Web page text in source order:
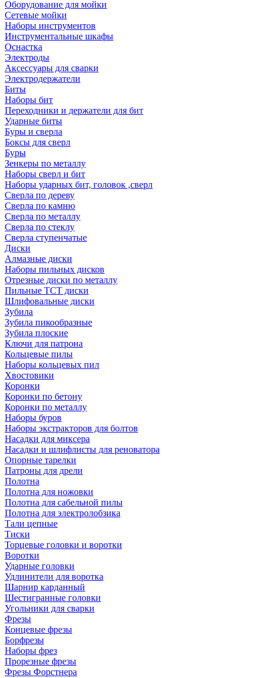
Оборудование для мойки
Сетевые мойки
Наборы инструментов
Инструментальные шкафы
Оснастка
Электроды
Аксессуары для сварки
Электродержатели
Биты
Наборы бит
Переходники и держатели для бит
Ударные биты
Буры и сверла
Боксы для сверл
Буры
Зенкеры по металлу
Наборы сверл и бит
Наборы ударных бит, головок ,сверл
Сверла по дереву
Сверла по камню
Сверла по металлу
Сверла по стеклу
Сверла ступенчатые
Диски
Алмазные диски
Наборы пильных дисков
Отрезные диски по металлу
Пильные TCT диски
Шлифовальные диски
Зубила
Зубила пикообразные
Зубила плоские
Ключи для патрона
Кольцевые пилы
Наборы кольцевых пил
Хвостовики
Коронки
Коронки по бетону
Коронки по металлу
Наборы буров
Наборы экстракторов для болтов
Насадки для миксера
Насадки и шлифлисты для реноватора
Опорные тарелки
Патроны для дрели
Полотна
Полотна для ножовки
Полотна для сабельной пилы
Полотна для электролобзика
Тали цепные
Тиски
Торцевые головки и воротки
Воротки
Ударные головки
Удлинители для воротка
Шарнир карданный
Шестигранные головки
Угольники для сварки
Фрезы
Концевые фрезы
Борфрезы
Наборы фрез
Прорезные фрезы
Фрезы Форстнера